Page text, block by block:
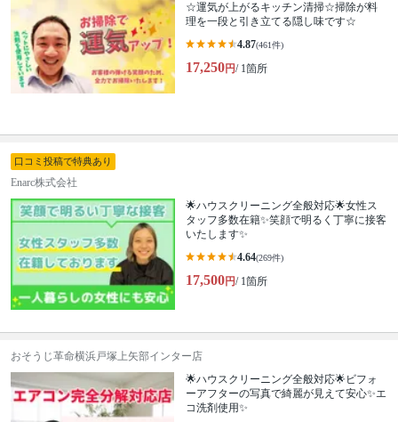
☆運気が上がるキッチン清掃☆掃除が料
理を一段と引き立てる隠し味です☆
4.87(461件)
17,250円/ 1箇所
口コミ投稿で特典あり
Enarc株式会社
🌟ハウスクリーニング全般対応🌟女性ス
タッフ多数在籍✨笑顔で明るく丁寧に接客
いたします✨
4.64(269件)
17,500円/ 1箇所
おそうじ革命横浜戸塚上矢部インター店
🌟ハウスクリーニング全般対応🌟ビフォ
ーアフターの写真で綺麗が見えて安心✨エ
コ洗剤使用✨